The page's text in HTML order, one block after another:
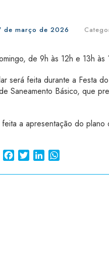
de março de 2026
de 9h às 12h e 13h às
será feita durante a Festa
Saneamento Básico, que
a apresentação do
FacebookTwitterLinkedIn